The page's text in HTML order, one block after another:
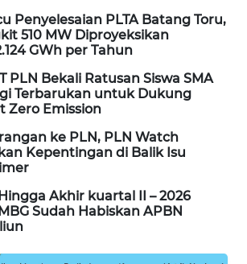
Penyelesaian PLTA Batang Toru,
510 MW Diproyeksikan
GWh per Tahun
PLN Bekali Ratusan Siswa SMA
Terbarukan untuk Dukung
Zero Emission
ke PLN, PLN Watch
Kepentingan di Balik Isu
Akhir kuartal II – 2026
Sudah Habiskan APBN